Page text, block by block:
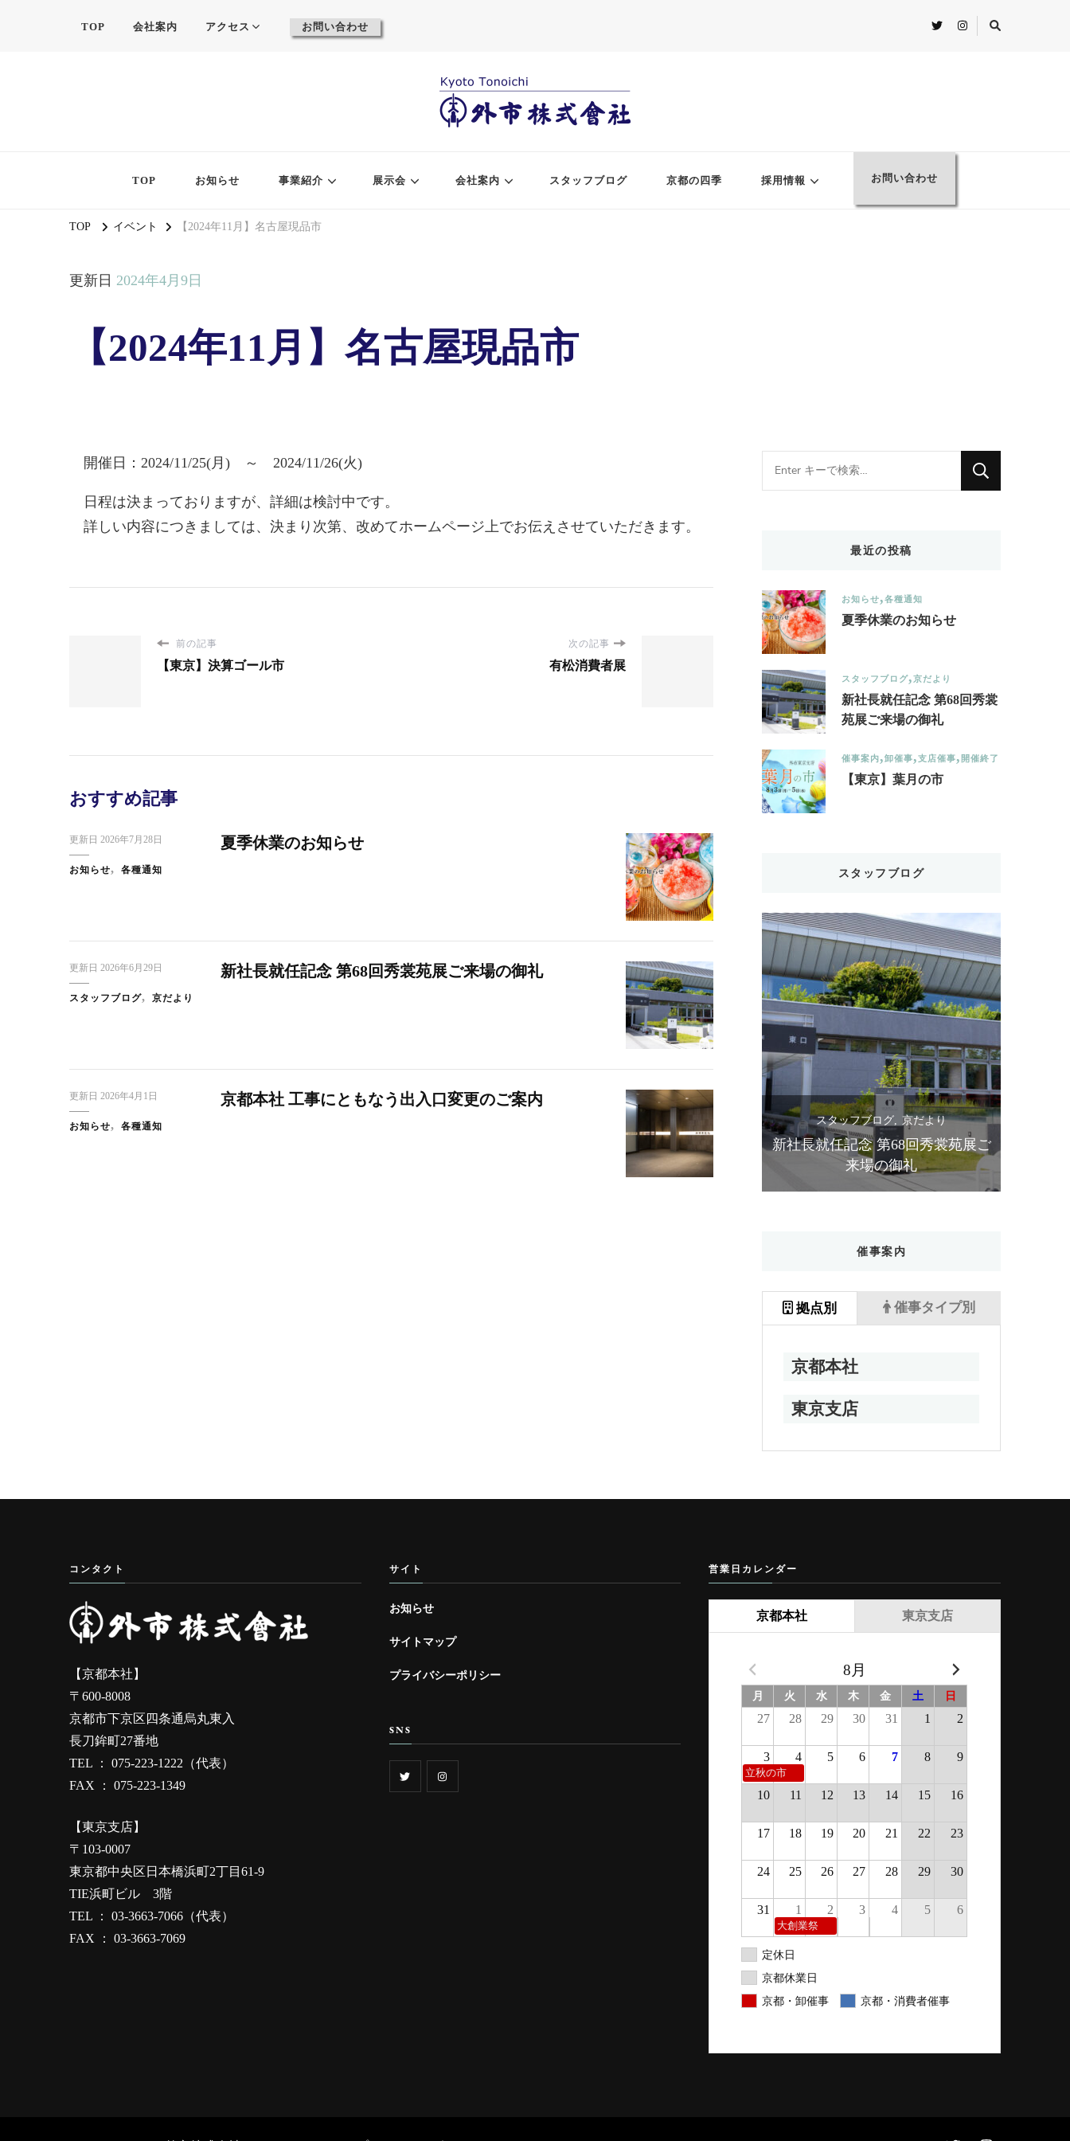
TOP 会社案内 アクセス お問い合わせ
TOP お知らせ 事業紹介 展示会 会社案内 スタッフブログ 京都の四季 採用情報 お問い合わせ
TOP イベント 【2024年11月】名古屋現品市
更新日 2024年4月9日
【2024年11月】名古屋現品市
開催日：2024/11/25(月) ～ 2024/11/26(火)
日程は決まっておりますが、詳細は検討中です。
詳しい内容につきましては、決まり次第、改めてホームページ上でお伝えさせていただきます。
前の記事
【東京】決算ゴール市
次の記事
有松消費者展
おすすめ記事
更新日 2026年7月28日
お知らせ 各種通知
夏季休業のお知らせ
更新日 2026年6月29日
スタッフブログ 京だより
新社長就任記念 第68回秀裳苑展ご来場の御礼
更新日 2026年4月1日
お知らせ 各種通知
京都本社 工事にともなう出入口変更のご案内
for
最近の投稿
お知らせ 各種通知
夏季休業のお知らせ
スタッフブログ 京だより
新社長就任記念 第68回秀裳
苑展ご来場の御礼
催事案内 卸催事 支店催事 開催終了
【東京】葉月の市
スタッフブログ
スタッフブログ
新社長就任記念 第68回秀裳苑展ご
来場の御礼
スタッフブログ 京だより
設立90周年 第67回秀裳苑展 ご来場
の御礼
催事案内
拠点別
京都本社
東京支店
催事タイプ別
コンタクト
【京都本社】
〒600-8008
京都市下京区四条通烏丸東入
長刀鉾町27番地
TEL ： 075-223-1222（代表）
FAX ： 075-223-1349
【東京支店】
〒103-0007
東京都中央区日本橋浜町2丁目61-9
TIE浜町ビル 3階
TEL ： 03-3663-7066（代表）
FAX ： 03-3663-7069
サイト
お知らせ
サイトマップ
プライバシーポリシー
SNS
営業日カレンダー
京都本社
8月
月 火 水 木 金 土 日
27 28 29 30 31 1 2
3 4 5 6 7 8 9
立秋の市
10 11 12 13 14 15 16
17 18 19 20 21 22 23
24 25 26 27 28 29 30
31 1 2 3 4 5 6
大創業祭
定休日
京都休業日
京都・卸催事
京都・消費者催事
東京支店